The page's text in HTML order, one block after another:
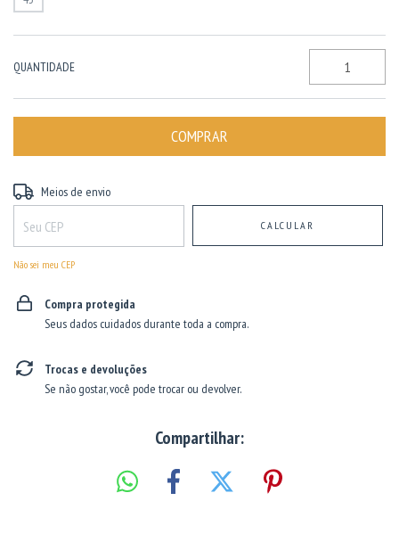
QUANTIDADE
Entregas para o CEP:
Meios de envio
CALCULAR
Não sei meu CEP
Compra protegida
Seus dados cuidados durante toda a compra.
Trocas e devoluções
Se não gostar, você pode trocar ou devolver.
Compartilhar: